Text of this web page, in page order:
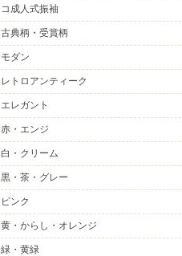
コ成人式振袖
古典柄・受賞柄
モダン
レトロアンティーク
エレガント
赤・エンジ
白・クリーム
黒・茶・グレー
ピンク
黄・からし・オレンジ
緑・黄緑